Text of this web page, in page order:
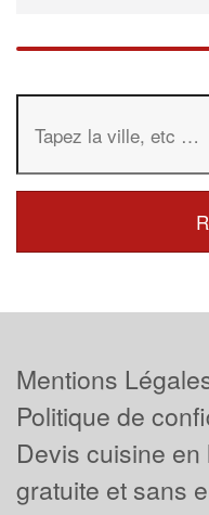
Mentions
Politique de
Devis cuisine
gratuite et sans